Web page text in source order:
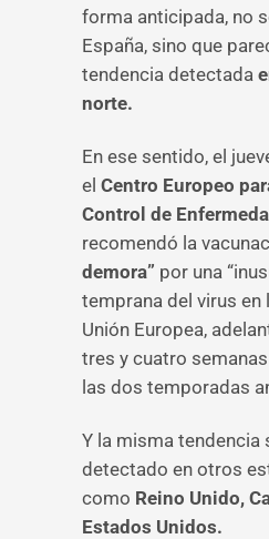
forma anticipada, no
España, sino que
tendencia detectada
norte.
En ese sentido, el
el Centro Europeo
Control de
recomendó la
demora” por una
temprana del virus en
Unión Europea,
tres y cuatro
las dos temporadas
Y la misma tendencia
detectado en otros
como Reino Unido,
Estados Unidos.